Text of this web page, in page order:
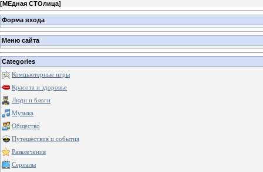
[МЕдная СТОлица]
Форма входа
Меню сайта
Categories
Компьютерные игры
Красота и здоровье
Люди и блоги
Музыка
Общество
Путешествия и события
Развлечения
Сериалы